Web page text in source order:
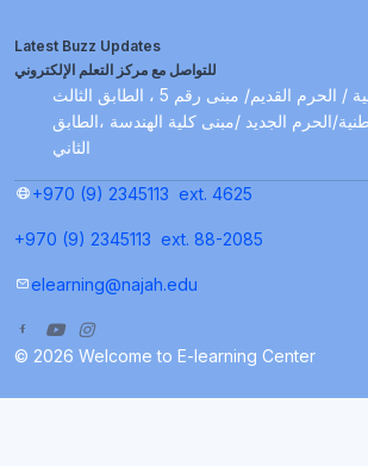
Latest Buzz Updates
للتواصل مع مركز التعلم الإلكتروني
القديم/ مبنى رقم 5 ، الطابق الثالث
الحرم الجديد /مبنى كلية الهندسة ،الطابق
الثاني
+970 (9) 2345113 ext. 4625
+970 (9) 2345113 ext. 88-2085
elearning@najah.edu
© 2026 Welcome to E-learning Center